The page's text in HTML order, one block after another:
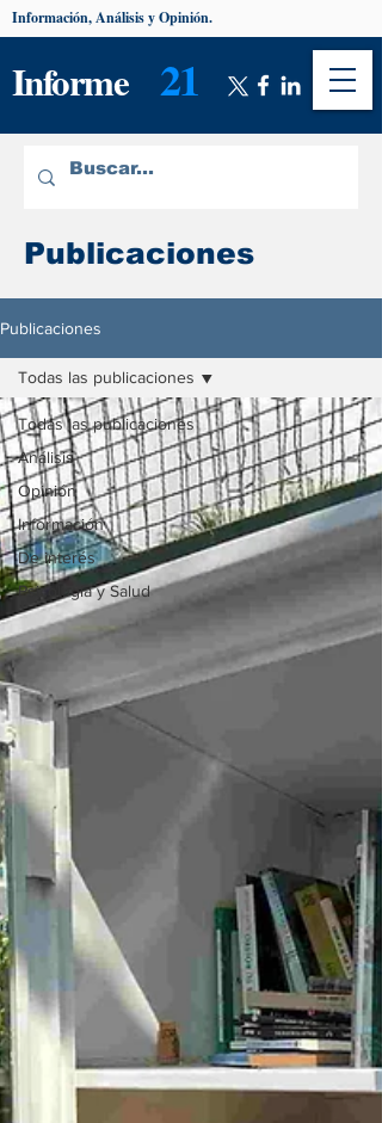
Informe 21
Información, Análisis y Opinión.
Publicaciones
Publicaciones
Todas las publicaciones
Análisis
Opinión
Información
De interés
Psicología y Salud
Todas las publicaciones